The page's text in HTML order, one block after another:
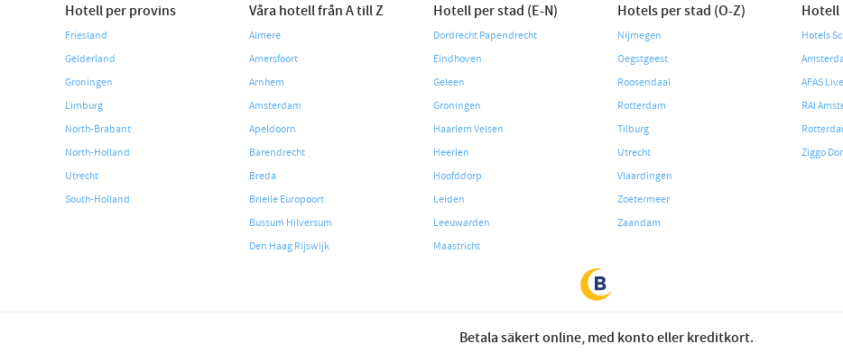
Hotell per provins
Friesland
Gelderland
Groningen
Limburg
North-Brabant
North-Holland
Utrecht
South-Holland
Våra hotell från A till Z
Almere
Amersfoort
Arnhem
Amsterdam
Apeldoorn
Barendrecht
Breda
Brielle Europoort
Bussum Hilversum
Den Haag Rijswijk
Hotell per stad (E-N)
Dordrecht Papendrecht
Eindhoven
Geleen
Groningen
Haarlem Velsen
Heerlen
Hoofddorp
Leiden
Leeuwarden
Maastricht
Hotels per stad (O-Z)
Nijmegen
Oegstgeest
Roosendaal
Rotterdam
Tilburg
Utrecht
Vlaardingen
Zoetermeer
Zaandam
Hotell
Hotels
AFAS
RAI
Ziggo
Betala säkert online, med konto eller kreditkort.